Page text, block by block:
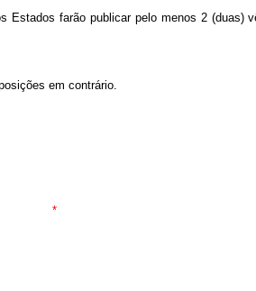
Estados farão publicar pelo menos 2
em contrário.
*